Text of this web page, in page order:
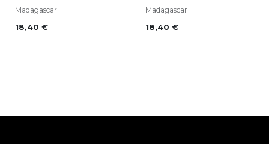
Madagascar
18,40 €
Madagascar
18,40 €